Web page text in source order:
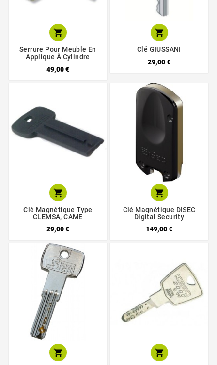

Serrure Pour Meuble En
Applique À Cylindre
49,00 €

Clé GIUSSANI
29,00 €

Clé Magnétique Type
CLEMSA, CAME
29,00 €

Clé Magnétique DISEC
Digital Security
149,00 €
 